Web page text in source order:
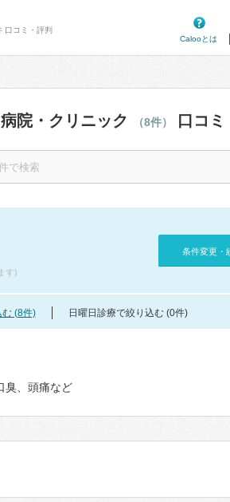
口コミ・評判
Calooとは
院・クリニック （8件） 口コ
す)
条件変更・
(8件) 日曜日診療で絞り込む (0件)
臭、頭痛など